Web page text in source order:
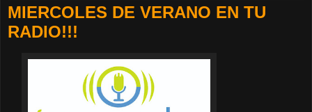
MIERCOLES DE VERANO EN TU
RADIO!!!